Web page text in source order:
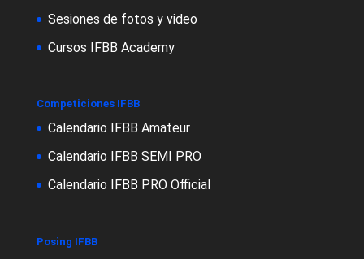
Sesiones de fotos y video
Cursos IFBB Academy
Competiciones IFBB
Calendario IFBB Amateur
Calendario IFBB SEMI PRO
Calendario IFBB PRO Official
Posing IFBB